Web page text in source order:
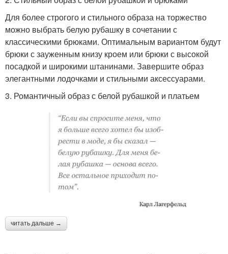
Для более строгого и стильного образа на торжество
можно выбрать белую рубашку в сочетании с
классическими брюками. Оптимальным вариантом будут
брюки с зауженным книзу кроем или брюки с высокой
посадкой и широкими штанинами. Завершите образ
элегантными лодочками и стильными аксессуарами.
3. Романтичный образ с белой рубашкой и платьем
читать дальше →